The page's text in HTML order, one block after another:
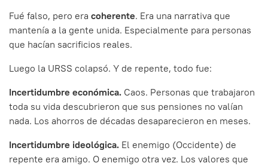
Fué falso, pero era coherente. Era una narrativa que
mantenía a la gente unida. Especialmente para personas
que hacían sacrificios reales.
Luego la URSS colapsó. Y de repente, todo fue:
Incertidumbre económica. Caos. Personas que trabajaron
toda su vida descubrieron que sus pensiones no valían
nada. Los ahorros de décadas desaparecieron en meses.
Incertidumbre ideológica. El enemigo (Occidente) de
repente era amigo. O enemigo otra vez. Los valores que